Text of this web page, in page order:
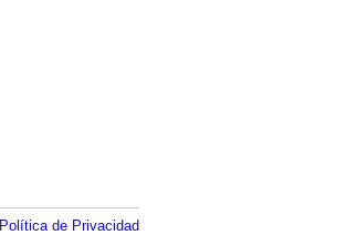
Política de Privacidad